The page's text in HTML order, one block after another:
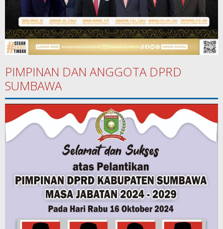
PIMPINAN DAN ANGGOTA DPRD
SUMBAWA